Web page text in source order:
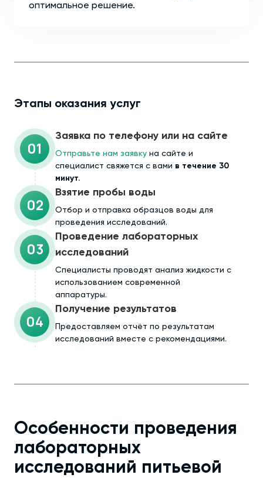
оптимальное решение.
Этапы оказания услуг
01
Заявка по телефону или на сайте
Отправьте нам заявку на сайте и
специалист свяжется с вами в течение 30
минут.
02
Взятие пробы воды
Отбор и отправка образцов воды для
проведения исследований.
03
Проведение лабораторных
исследований
Специалисты проводят анализ жидкости с
использованием современной
аппаратуры.
04
Получение результатов
Предоставляем отчёт по результатам
исследований вместе с рекомендациями.
Особенности проведения
лабораторных
исследований питьевой